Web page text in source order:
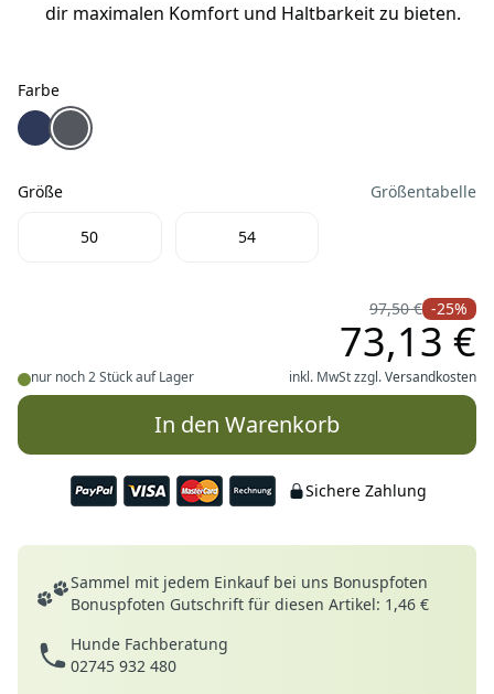
dir maximalen Komfort und Haltbarkeit zu bieten.
Farbe
Farbe
Owney Yukon Herren Winterhose navy
Owney Yukon Herren Winterhose anthrazit
Größe Größentabelle
50 54
nur noch 2 Stück auf Lager
97,50 € -25%
73,13 €
inkl. MwSt zzgl.Versandkosten
In den Warenkorb
Sichere Zahlung
Deine Vorteile
Sammel mit jedem Einkauf bei uns Bonuspfoten
Bonuspfoten Gutschrift für diesen Artikel: 1,46 €
Hunde Fachberatung
02745 932 480